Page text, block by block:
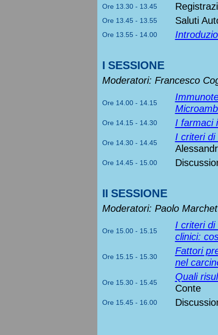
Ore 13.30 - 13.45
Ore 13.45 - 13.55 Saluti
Ore 13.55 - 14.00
I SESSIONE
Moderatori: Francesco
Ore 14.00 - 14.15
Ore 14.15 - 14.30 I farmaci
Ore 14.30 - 14.45
I criteri
Ore 14.45 - 15.00
II SESSIONE
Moderatori: Paolo
Ore 15.00 - 15.15
I criteri di
clinici:
Ore 15.15 - 15.30
Fattori
nel
Ore 15.30 - 15.45
Quali
Conte
Ore 15.45 - 16.00